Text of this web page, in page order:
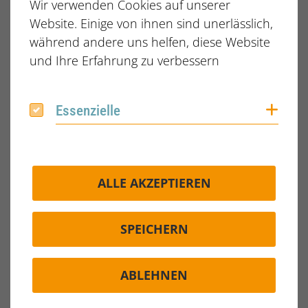
Produktname
Id cursus metus aliquam eleifend. Eu facilisis sed...
Preis: 15,00 €
WEITERLESEN
Produktname
Preis: 15,00 €
Wir verwenden Cookies auf unserer
Website. Einige von ihnen sind unerlässlich,
während andere uns helfen, diese Website
und Ihre Erfahrung zu verbessern
Essenzielle
Essenzielle
ALLE AKZEPTIEREN
SPEICHERN
ABLEHNEN